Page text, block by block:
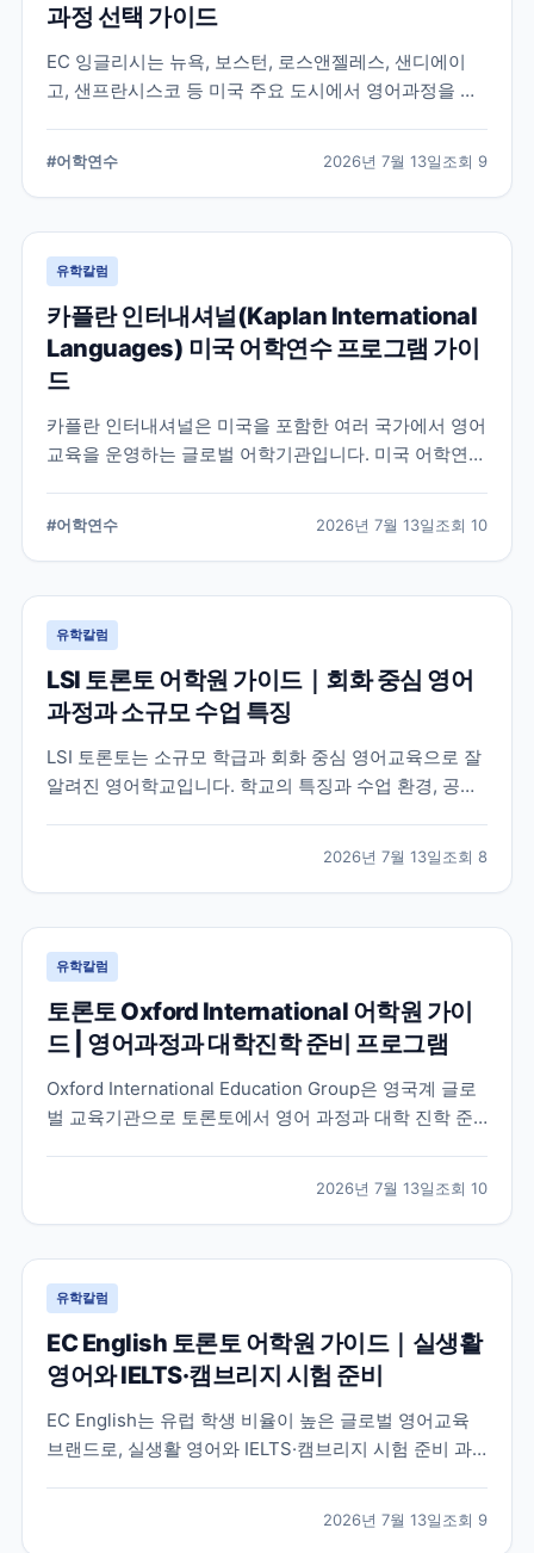
과정 선택 가이드
EC 잉글리시는 뉴욕, 보스턴, 로스앤젤레스, 샌디에이
고, 샌프란시스코 등 미국 주요 도시에서 영어과정을 안
할 내용을 정리합니다.
#어학연수 2026년 7월 13일조회 9
유학칼럼
카플란 인터내셔널(Kaplan International
Languages) 미국 어학연수 프로그램 가이
드
카플란 인터내셔널은 미국을 포함한 여러 국가에서 영어
교육을 운영하는 글로벌 어학기관입니다. 미국 어학연수
#어학연수 2026년 7월 13일조회 10
유학칼럼
LSI 토론토 어학원 가이드｜회화 중심 영어
과정과 소규모 수업 특징
LSI 토론토는 소규모 학급과 회화 중심 영어교육으로 잘
알려진 영어학교입니다. 학교의 특징과 수업 환경, 공식
2026년 7월 13일조회 8
유학칼럼
토론토 Oxford International 어학원 가이
드 | 영어과정과 대학진학 준비 프로그램
Oxford International Education Group은 영국계 글로
벌 교육기관으로 토론토에서 영어 과정과 대학 진학 준
2026년 7월 13일조회 10
유학칼럼
EC English 토론토 어학원 가이드｜실생활
영어와 IELTS·캠브리지 시험 준비
EC English는 유럽 학생 비율이 높은 글로벌 영어교육
브랜드로, 실생활 영어와 IELTS·캠브리지 시험 준비 과
2026년 7월 13일조회 9